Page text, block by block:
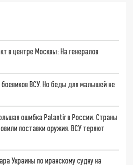
в центре Москвы: На генералов
ВСУ. Но беды для малышей не
ошибка Palantir в России. Страны
поставки оружия. ВСУ теряют
Украины по иранскому судну на